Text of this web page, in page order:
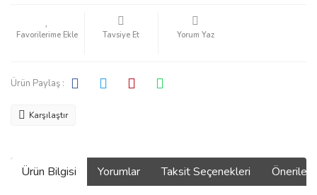
Tavsiye Et Yorum Yaz
Ürün Paylaş :
Karşılaştır
Ürün Bilgisi Yorumlar Taksit Seçenekleri